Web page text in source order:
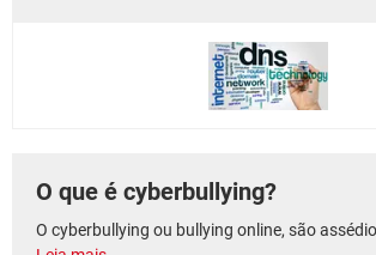
O que é cyberbullying?
O cyberbullying ou bullying online, são